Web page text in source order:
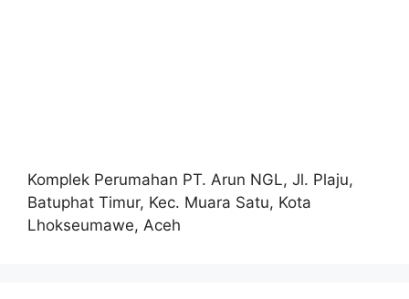
Komplek Perumahan PT. Arun NGL, Jl. Plaju,
Batuphat Timur, Kec. Muara Satu, Kota
Lhokseumawe, Aceh